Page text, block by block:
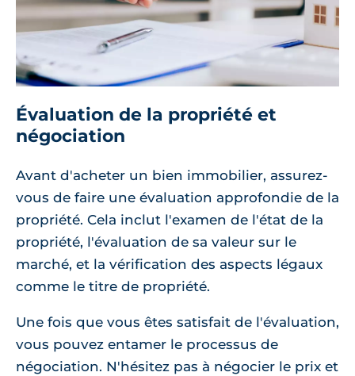
Évaluation de la propriété et
négociation
Avant d'acheter un bien immobilier, assurez-
vous de faire une évaluation approfondie de la
propriété. Cela inclut l'examen de l'état de la
propriété, l'évaluation de sa valeur sur le
marché, et la vérification des aspects légaux
comme le titre de propriété.
Une fois que vous êtes satisfait de l'évaluation,
vous pouvez entamer le processus de
négociation. N'hésitez pas à négocier le prix et